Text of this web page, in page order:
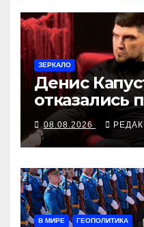
ЗЕРКАЛО
Денис
отказались
партию
08.08.2026
В МИРЕ ГЕОПОЛИТИКА